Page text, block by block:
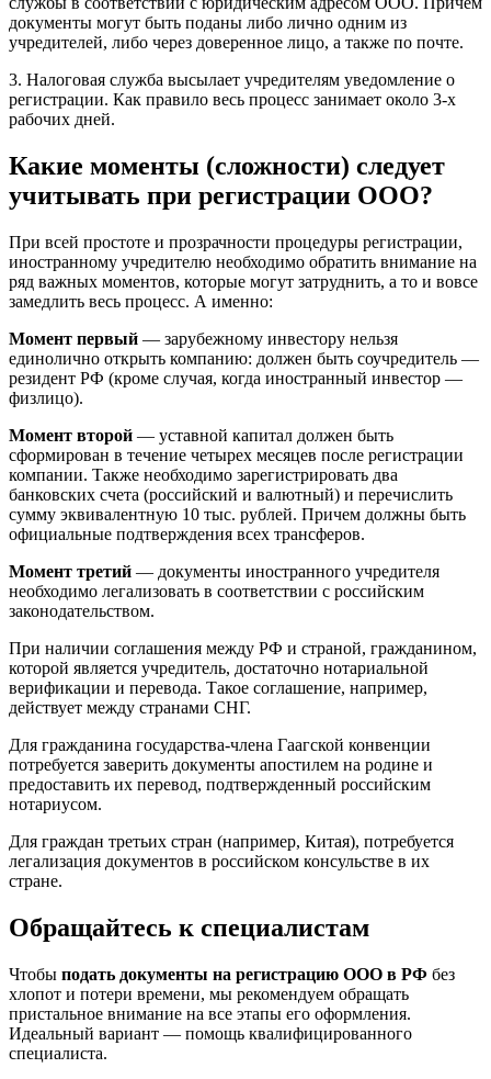
документы могут быть поданы либо лично одним из
учредителей, либо через доверенное лицо, а также по почте.
3. Налоговая служба высылает учредителям уведомление о
регистрации. Как правило весь процесс занимает около 3-х
рабочих дней.
Какие моменты (сложности) следует
учитывать при регистрации ООО?
При всей простоте и прозрачности процедуры регистрации,
иностранному учредителю необходимо обратить внимание на
ряд важных моментов, которые могут затруднить, а то и вовсе
замедлить весь процесс. А именно:
Момент первый — зарубежному инвестору нельзя
единолично открыть компанию: должен быть соучредитель —
резидент РФ (кроме случая, когда иностранный инвестор —
физлицо).
Момент второй — уставной капитал должен быть
сформирован в течение четырех месяцев после регистрации
компании. Также необходимо зарегистрировать два
банковских счета (российский и валютный) и перечислить
сумму эквивалентную 10 тыс. рублей. Причем должны быть
официальные подтверждения всех трансферов.
Момент третий — документы иностранного учредителя
необходимо легализовать в соответствии с российским
законодательством.
При наличии соглашения между РФ и страной, гражданином,
которой является учредитель, достаточно нотариальной
верификации и перевода. Такое соглашение, например,
действует между странами СНГ.
Для гражданина государства-члена Гаагской конвенции
потребуется заверить документы апостилем на родине и
предоставить их перевод, подтвержденный российским
нотариусом.
Для граждан третьих стран (например, Китая), потребуется
легализация документов в российском консульстве в их
стране.
Обращайтесь к специалистам
Чтобы подать документы на регистрацию ООО в РФ без
хлопот и потери времени, мы рекомендуем обращать
пристальное внимание на все этапы его оформления.
Идеальный вариант — помощь квалифицированного
специалиста.